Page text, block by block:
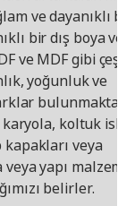
şekilde renkleri
ve tezgahlar, beyaz
türleriyle
Ayrıca bunları evin
böylece
HAVSTORP
için bir
topuz ve
"Mutfağınıza
geldiğinizi, kendi
ve dayanıklı
bir dış boya
ve MDF gibi
yoğunluk ve
karyola, koltuk
veya
yapı
belirler.